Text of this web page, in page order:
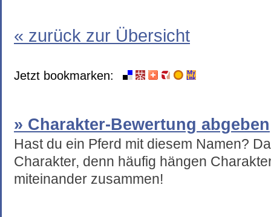
« zurück zur Übersicht
Jetzt bookmarken:
» Charakter-Bewertung abgeben
Hast du ein Pferd mit diesem Namen?
Charakter, denn häufig hängen
miteinander zusammen!